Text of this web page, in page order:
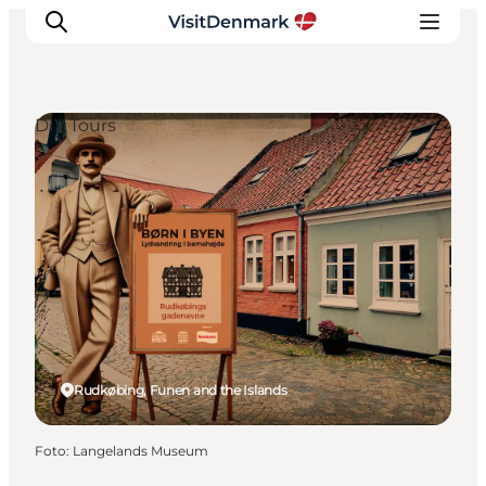
Inspiration
Resmål
Aktiviteter
Övernatta
Planera resan
Rudkøbing, Funen and the Islands
DIY Tours
Foto: Langelands Museum